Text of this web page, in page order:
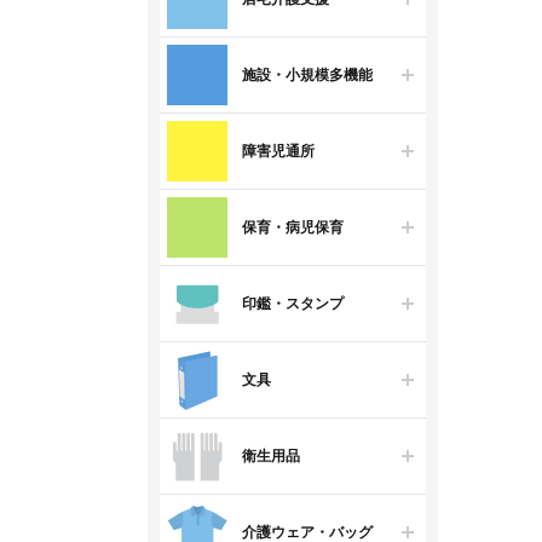
施設・小規模多機能
障害児通所
保育・病児保育
印鑑・スタンプ
文具
衛生用品
介護ウェア・バッグ